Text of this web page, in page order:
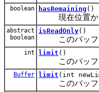
boolean hasRemaining ()
現在位置から
abstract
boolean
isReadOnly()
このバッファ
int limit ()
このバッファ
Buffer limit (int
このバッファ